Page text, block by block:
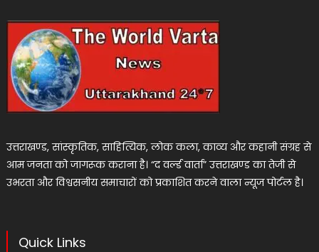
उत्तराखण्ड, सांस्कृतिक, साहित्यिक, लोक कला, काव्य और कहानी संग्रह से
आम जनता को जागरूक कराना है। “द वर्ल्ड वार्ता” उत्तराखण्ड का तेजी से
उभरता और विश्वसनीय समाचारों को प्रकाशित करने वाला न्यूज पोर्टल है।
Quick Links